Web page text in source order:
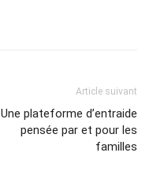
Article suivant
Une plateforme d’entraide
pensée par et pour les
familles